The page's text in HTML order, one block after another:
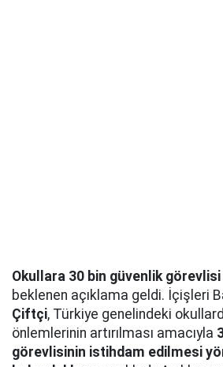
Okullara 30 bin güvenlik görevlisi
beklenen açıklama geldi. İçişleri
Çiftçi, Türkiye genelindeki
önlemlerinin artırılması amacıyla
görevlisinin istihdam edilmesi